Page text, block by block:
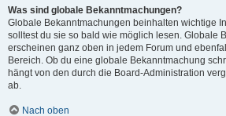
Was sind globale Bekanntmachungen?
Globale Bekanntmachungen beinhalten wichtige
solltest du sie so bald wie möglich lesen. Globale
erscheinen ganz oben in jedem Forum und
Bereich. Ob du eine globale Bekanntmachung
hängt von den durch die Board-Administration
ab.
Nach oben